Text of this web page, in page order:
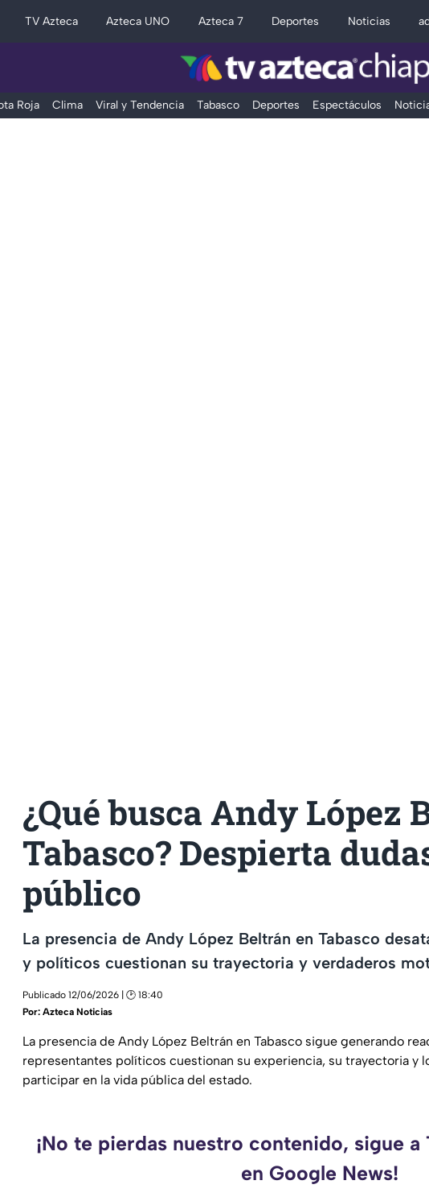
TV Azteca Azteca UNO Azteca 7 Deportes Noticias
Roja Clima Viral y Tendencia Tabasco Deportes Espectáculos
¿Qué busca Andy López
Tabasco? Despierta
público
La presencia de Andy López Beltrán en Tabasco
y políticos cuestionan su trayectoria y verdaderos
Publicado 12/06/2026 | 🕑 18:40
Por: Azteca Noticias
La presencia de Andy López Beltrán en Tabasco sigue generando
representantes políticos cuestionan su experiencia, su trayectoria y
participar en la vida pública del estado.
¡No te pierdas nuestro contenido, sigue a
en Google News!